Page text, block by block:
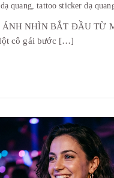
quang,tattoo sticker dạ
ÁNH NHÌN BẮT ĐẦU TỪ
cô gái bước […]